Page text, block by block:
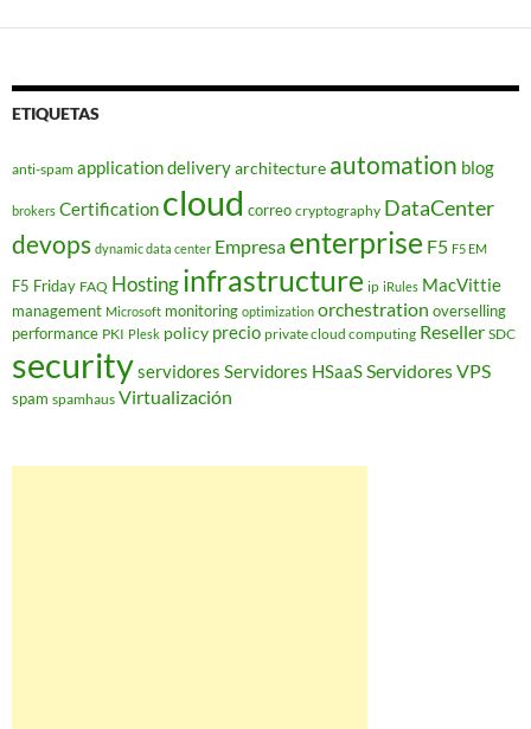
ETIQUETAS
anti-spam application deliveryarchitecture automation blog
brokers Certification cloud correo cryptography DataCenter
devops dynamic data center Empresa enterprise F5 F5 EM
F5 Friday FAQ Hostinginfrastructure ip iRules MacVittie
management Microsoft monitoring optimization orchestration overselling
performance PKI Plesk policy precio private cloud computing Reseller SDC
securityservidores Servidores HSaaSServidores VPS
spam spamhaus Virtualización